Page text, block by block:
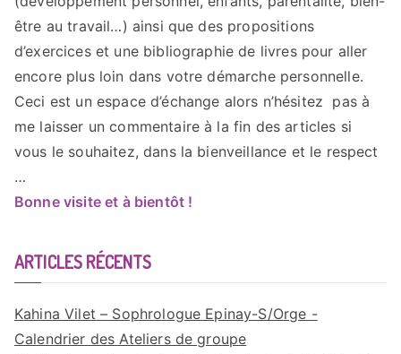
être au travail…) ainsi que des propositions
d’exercices et une bibliographie de livres pour aller
encore plus loin dans votre démarche personnelle.
Ceci est un espace d’échange alors n’hésitez pas à
me laisser un commentaire à la fin des articles si
vous le souhaitez, dans la bienveillance et le respect
…
Bonne visite et à bientôt !
ARTICLES RÉCENTS
Kahina Vilet – Sophrologue Epinay-S/Orge -
Calendrier des Ateliers de groupe